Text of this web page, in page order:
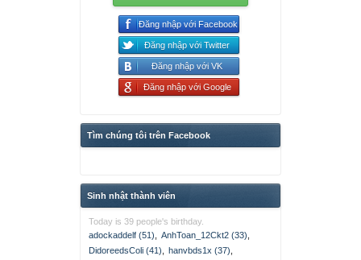
Đăng nhập với Facebook
Đăng nhập với Twitter
Đăng nhập với VK
Đăng nhập với Google
Tìm chúng tôi trên Facebook
Sinh nhật thành viên
Today is 39 people's birthday.
adockaddelf (51)
AnhToan_12Ckt2 (33)
DidoreedsColi (41)
hanvbds1x (37)